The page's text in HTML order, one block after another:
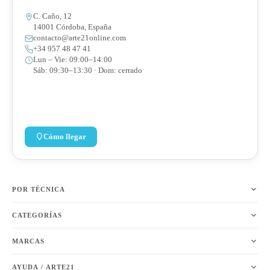
POR TÉCNICA
CATEGORÍAS
MARCAS
AYUDA / ARTE21
C. Caño, 12
14001 Córdoba, España
contacto@arte21online.com
+34 957 48 47 41
Lun – Vie: 09:00–14:00
Sáb: 09:30–13:30 · Dom: cerrado
Cómo llegar